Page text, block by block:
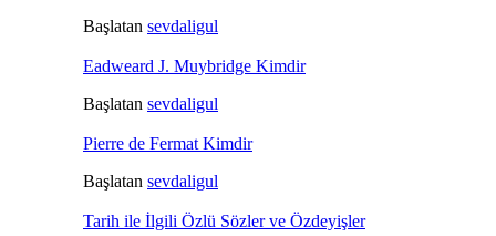
Başlatan sevdaligul
Eadweard J. Muybridge Kimdir
Başlatan sevdaligul
Pierre de Fermat Kimdir
Başlatan sevdaligul
Tarih ile İlgili Özlü Sözler ve Özdeyişler